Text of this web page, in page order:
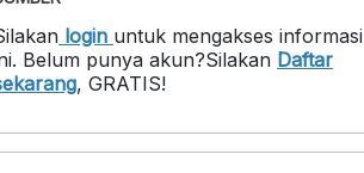
login untuk mengakses informasi
. Belum punya akun?Silakan Daftar
, GRATIS!